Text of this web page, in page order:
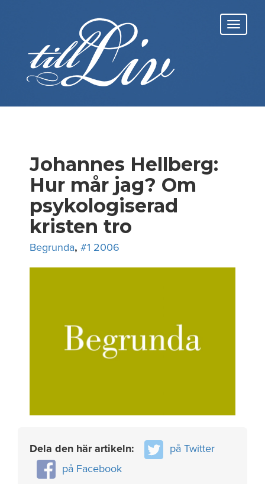
Johannes Hellberg:
Hur mår jag? Om
psykologiserad
kristen tro
Begrunda, #1 2006
Dela den här artikeln:
på Twitter
på Facebook